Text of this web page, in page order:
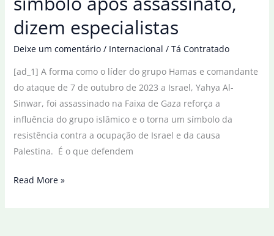
torna
tricampeã
de
skate
street
dizem especialistas
Deixe um comentário / Internacional / Tá Contratado
[ad_1] A forma como o líder do grupo Hamas e comandante
do ataque de 7 de outubro de 2023 a Israel, Yahya Al-
Sinwar, foi assassinado na Faixa de Gaza reforça a
influência do grupo islâmico e o torna um símbolo da
resistência contra a ocupação de Israel e da causa
Palestina. É o que defendem
Líder
Read More »